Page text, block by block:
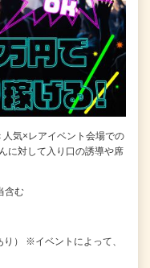
気×レアイベント会場での
に対して入り口の誘導や席
含む
） ※イベントによって、